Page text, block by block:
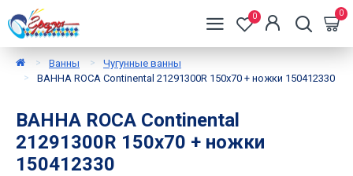
0 0
Ванны
Чугунные ванны
ВАННА ROCA Continental 21291300R 150x70 + ножки 150412330
ВАННА ROCA Continental
21291300R 150x70 + ножки
150412330